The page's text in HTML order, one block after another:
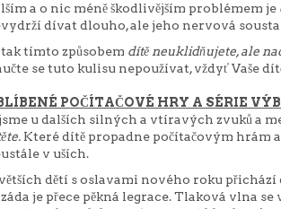
a o nic méně škodlivějším problémem je
dívat dlouho, ale jeho nervová
tak tímto způsobem dítě neuklidňujete, ale
se tuto kulisu nepoužívat, vždyť Vaše
POČÍTAČOVÉ HRY A SÉRIE
u dalších silných a vtíravých zvuků a
Které dítě propadne počítačovým hrám
v uších.
dětí s oslavami nového roku
záda je přece pěkná legrace. Tlaková vlna